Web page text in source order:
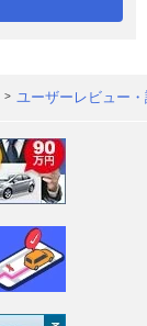
ユーザーレビュー